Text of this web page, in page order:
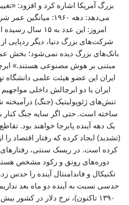
بزرگ آمریکا اشاره کرد و افزود:
امروز: این عدد به
شرکت‌های بزرگ دنیا، دیگر ردپایی
بانک‌های بزرگ دیده نمی‌شود؛ بخش
مبتنی بر هوش مصنوعی هستند.»
ایران این عضو هیئت علمی دانشگاه
ایران با دو ابرچالش داخلی
تنش‌های ژئوپولیتیک (جنگ)
ساخته است. حتی اگر سایه جنگ کنار
یک دهه آینده پابرجا خواهند بود.
(تشدید) ایجاد کرده که رفتار اقتصاد
کرده است. در ریسک سنتی،
دوره‌های رونق و رکود مشخص
تکنیکال و فاندامنتال آینده را حدس
حدسی نسبت به آینده دو ماه بعد